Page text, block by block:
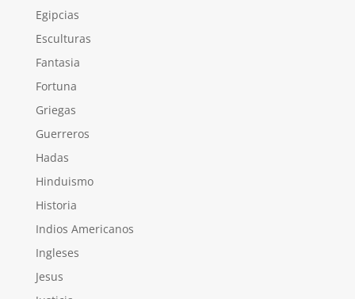
Egipcias
Esculturas
Fantasia
Fortuna
Griegas
Guerreros
Hadas
Hinduismo
Historia
Indios Americanos
Ingleses
Jesus